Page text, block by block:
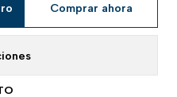
Comprar ahora